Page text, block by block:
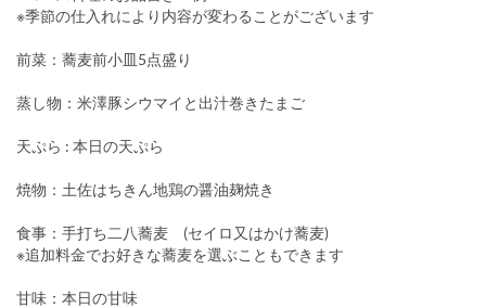
※季節の仕入れにより内容が変わることがございます
前菜：蕎麦前小皿5点盛り
蒸し物：米澤豚シウマイと出汁巻きたまご
天ぷら : 本日の天ぷら
焼物：土佐はちきん地鶏の醤油麹焼き
食事：手打ち二八蕎麦 (セイロ又はかけ蕎麦)
※追加料金でお好きな蕎麦を選ぶこともできます
甘味：本日の甘味